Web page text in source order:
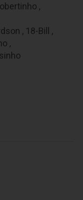
,
, 18-Bill ,
,